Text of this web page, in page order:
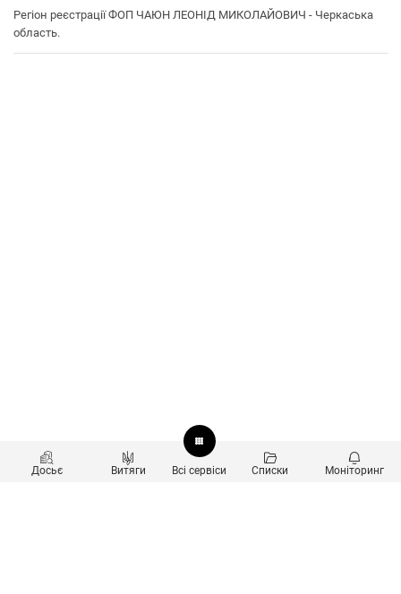
Регіон реєстрації ФОП ЧАЮН ЛЕОНІД МИКОЛАЙОВИЧ - Черкаська
область.
Досьє Витяги Всі сервіси Списки Моніторинг